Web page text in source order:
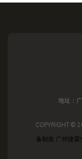
地址：
COPYRIGHT ©
备制造 广州捷霖